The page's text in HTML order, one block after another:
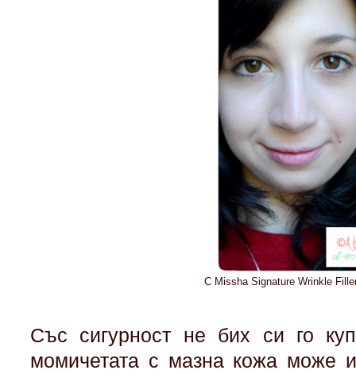
С Missha Signature Wrinkle
Със сигурност не бих си го
момичетата с мазна кожа може